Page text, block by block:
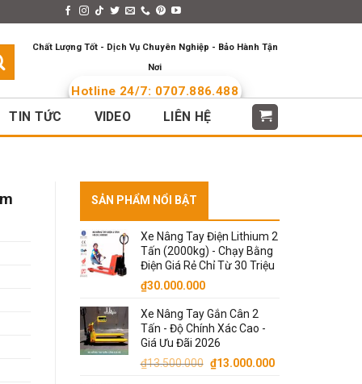
Chất Lượng Tốt - Dịch Vụ Chuyên Nghiệp - Bảo Hành Tận
Nơi
Hotline 24/7: 0707.886.488
TIN TỨC VIDEO LIÊN HỆ
SẢN PHẨM NỔI BẬT
Xe Nâng Tay Điện Lithium 2
Tấn (2000kg) - Chạy Bằng
Điện Giá Rẻ Chỉ Từ 30 Triệu
₫30.000.000
Xe Nâng Tay Gắn Cân 2
Tấn - Độ Chính Xác Cao -
Giá Ưu Đãi 2026
₫13.500.000 Giá
₫13.000.000Giá